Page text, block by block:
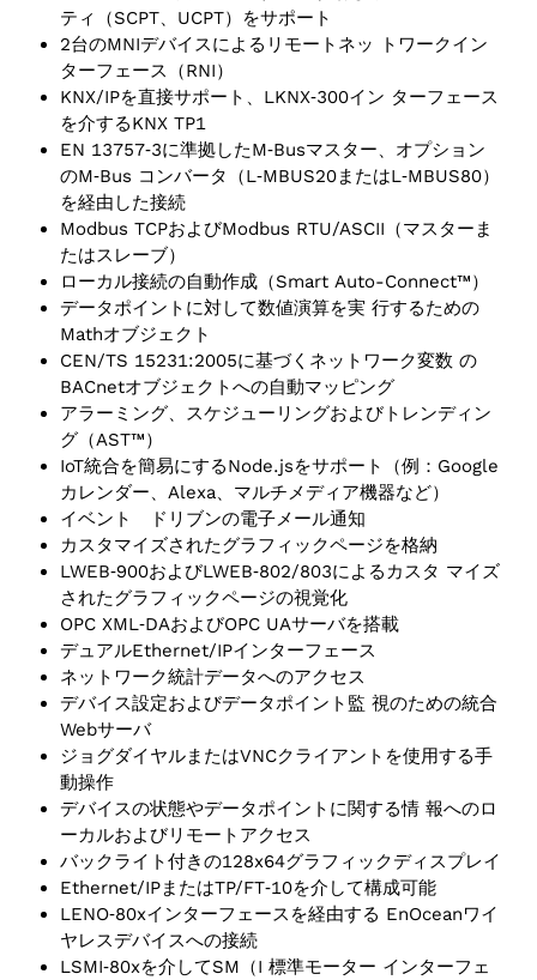
ティ（SCPT、UCPT）をサポート
2台のMNIデバイスによるリモートネッ トワークイン
ターフェース（RNI）
KNX/IPを直接サポート、LKNX‑300イン ターフェース
を介するKNX TP1
EN 13757‑3に準拠したM‑Busマスター、オプション
のM‑Bus コンバータ（L‑MBUS20またはL‑MBUS80）
を経由した接続
Modbus TCPおよびModbus RTU/ASCII（マスターま
たはスレーブ）
ローカル接続の自動作成（Smart Auto-Connect™）
データポイントに対して数値演算を実 行するための
Mathオブジェクト
CEN/TS 15231:2005に基づくネットワーク変数 の
BACnetオブジェクトへの自動マッピング
アラーミング、スケジューリングおよびトレンディン
グ（AST™）
IoT統合を簡易にするNode.jsをサポート（例：Google
カレンダー、Alexa、マルチメディア機器など）
イベント ドリブンの電子メール通知
カスタマイズされたグラフィックページを格納
LWEB‑900およびLWEB‑802/803によるカスタ マイズ
されたグラフィックページの視覚化
OPC XML‑DAおよびOPC UAサーバを搭載
デュアルEthernet/IPインターフェース
ネットワーク統計データへのアクセス
デバイス設定およびデータポイント監 視のための統合
Webサーバ
ジョグダイヤルまたはVNCクライアントを使用する手
動操作
デバイスの状態やデータポイントに関する情 報へのロ
ーカルおよびリモートアクセス
バックライト付きの128x64グラフィックディスプレイ
Ethernet/IPまたはTP/FT‑10を介して構成可能
LENO‑80xインターフェースを経由する EnOceanワイ
ヤレスデバイスへの接続
LSMI‑80xを介してSM（I 標準モーター インターフェ